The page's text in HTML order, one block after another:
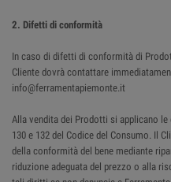
2. Difetti di conformità
In caso di difetti di conformità di
Cliente dovrà contattare
info@ferramentapiemonte.it
Alla vendita dei Prodotti si applicano
130 e 132 del Codice del Consumo. Il
della conformità del bene mediante
riduzione adeguata del prezzo o alla